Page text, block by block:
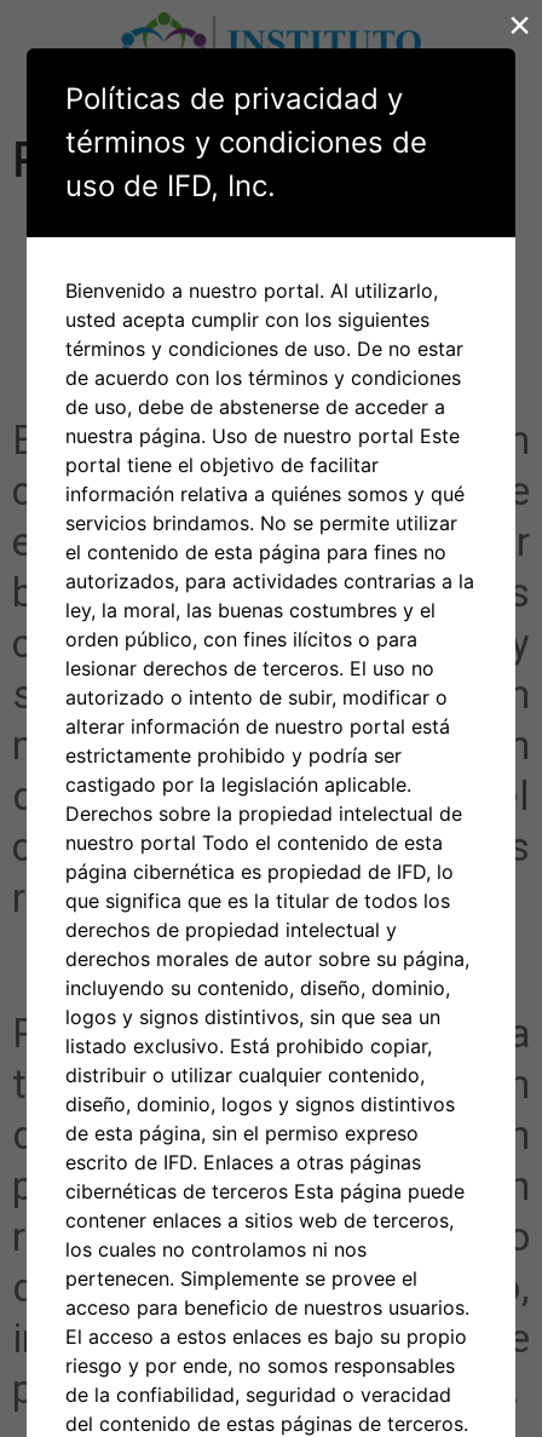
RFPs
Solicitud de
Propuestas (RFP)
de RICCE
El proceso de adquisición
competitiva es un enfoque
estructurado para adquirir
bienes o servicios
comparando ofertas y
seleccionando la opción
más ventajosa en función
del costo, la calidad y el
cumplimiento de las
regulaciones federales.
Para garantizar la
transparencia y la rendición
de cuentas, esta sección
proporciona documentación
relacionada con el proceso
de adquisición competitivo,
incluida la solicitud de
propuestas (RFP) de RICCE.
×
Políticas de privacidad y
términos y condiciones de
uso de IFD, Inc.
Bienvenido a nuestro portal. Al utilizarlo,
usted acepta cumplir con los siguientes
términos y condiciones de uso. De no estar
de acuerdo con los términos y condiciones
de uso, debe de abstenerse de acceder a
nuestra página. Uso de nuestro portal Este
portal tiene el objetivo de facilitar
información relativa a quiénes somos y qué
servicios brindamos. No se permite utilizar
el contenido de esta página para fines no
autorizados, para actividades contrarias a la
ley, la moral, las buenas costumbres y el
orden público, con fines ilícitos o para
lesionar derechos de terceros. El uso no
autorizado o intento de subir, modificar o
alterar información de nuestro portal está
estrictamente prohibido y podría ser
castigado por la legislación aplicable.
Derechos sobre la propiedad intelectual de
nuestro portal Todo el contenido de esta
página cibernética es propiedad de IFD, lo
que significa que es la titular de todos los
derechos de propiedad intelectual y
derechos morales de autor sobre su página,
incluyendo su contenido, diseño, dominio,
logos y signos distintivos, sin que sea un
listado exclusivo. Está prohibido copiar,
distribuir o utilizar cualquier contenido,
diseño, dominio, logos y signos distintivos
de esta página, sin el permiso expreso
escrito de IFD. Enlaces a otras páginas
cibernéticas de terceros Esta página puede
contener enlaces a sitios web de terceros,
los cuales no controlamos ni nos
pertenecen. Simplemente se provee el
acceso para beneficio de nuestros usuarios.
El acceso a estos enlaces es bajo su propio
riesgo y por ende, no somos responsables
de la confiabilidad, seguridad o veracidad
del contenido de estas páginas de terceros.